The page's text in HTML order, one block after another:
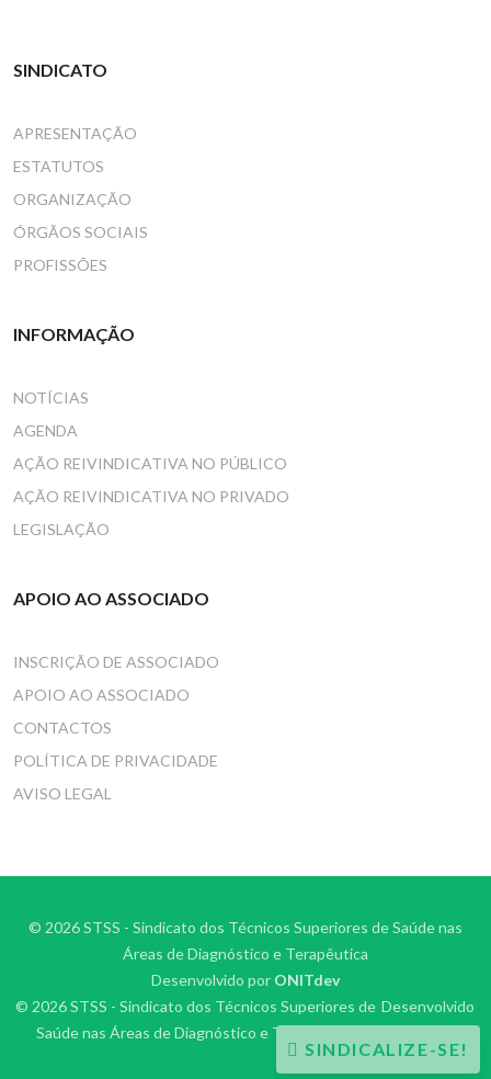
SINDICALIZE-SE!
SINDICATO
APRESENTAÇÃO
ESTATUTOS
ORGANIZAÇÃO
ÓRGÃOS SOCIAIS
PROFISSÕES
INFORMAÇÃO
NOTÍCIAS
AGENDA
AÇÃO REIVINDICATIVA NO PÚBLICO
AÇÃO REIVINDICATIVA NO PRIVADO
LEGISLAÇÃO
APOIO AO ASSOCIADO
INSCRIÇÃO DE ASSOCIADO
APOIO AO ASSOCIADO
CONTACTOS
POLÍTICA DE PRIVACIDADE
AVISO LEGAL
© 2026 STSS - Sindicato dos Técnicos Superiores de Saúde nas
Áreas de Diagnóstico e Terapêutica
Desenvolvido por ONITdev
© 2026 STSS - Sindicato dos Técnicos Superiores de
Saúde nas Áreas de Diagnóstico e Terapêutica
Desenvolvido